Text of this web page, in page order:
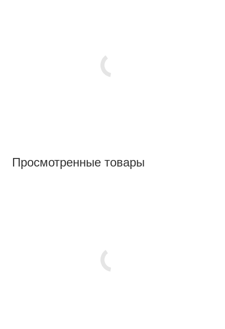
Просмотренные товары